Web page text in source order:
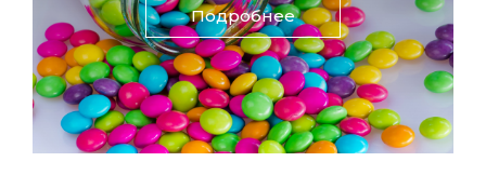
Подробнее